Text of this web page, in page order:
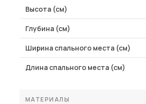
Высота (см)
Глубина (см)
Ширина спального места (см)
Длина спального места (см)
МАТЕРИАЛЫ